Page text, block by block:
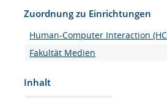
Zuordnung zu Einrichtungen
Human-Computer Interaction
Fakultät Medien
Inhalt